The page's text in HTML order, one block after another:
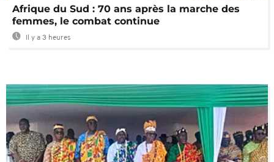
Afrique du Sud : 70 ans après la marche des
femmes, le combat continue
Il y a 3 heures